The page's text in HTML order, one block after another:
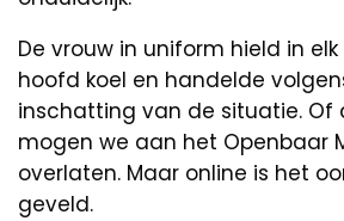
De vrouw in uniform hield in
hoofd koel en handelde
inschatting van de situatie. Of
mogen we aan het Openbaar
overlaten. Maar online is het
geveld.